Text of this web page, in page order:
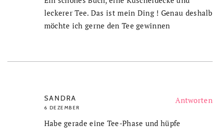
leckerer Tee. Das ist mein Ding ! Genau deshalb
möchte ich gerne den Tee gewinnen
SANDRA
6 DEZEMBER
Habe gerade eine Tee-Phase und hüpfe
Antworten